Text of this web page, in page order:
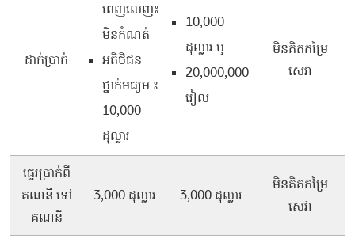
ដាក់ប្រាក់
ពេញលេញ៖
មិនកំណត់
អតិថិជន
ថ្នាក់មធ្យម ៖
10,000
ដុល្លារ
10,000
ដុល្លារ ឬ
20,000,000
រៀល
មិនគិតកម្រៃ
សេវា
ផ្ទេរប្រាក់ពី
គណនី ទៅ
គណនី
3,000 ដុល្លារ 3,000 ដុល្លារ
មិនគិតកម្រៃ
សេវា